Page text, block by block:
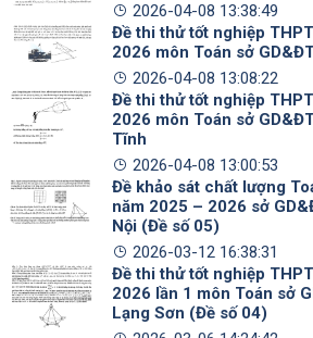
2026-04-08 13:38:49
Đề thi thử tốt nghiệp
2026 môn Toán sở
2026-04-08 13:08:22
Đề thi thử tốt nghiệp
2026 môn Toán sở
Tĩnh
2026-04-08 13:00:53
Đề khảo sát chất lượng
năm 2025 – 2026 sở
Nội (Đề số 05)
2026-03-12 16:38:31
Đề thi thử tốt nghiệp
2026 lần 1 môn Toán sở
Lạng Sơn (Đề số 04)